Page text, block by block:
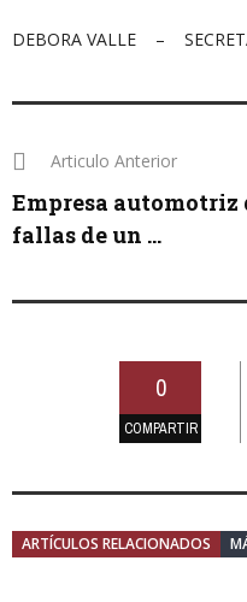
DEBORA VALLE –
Articulo Anterior
Empresa automotriz
fallas de un ...
0
COMPARTIR
ARTÍCULOS RELACIONADOS